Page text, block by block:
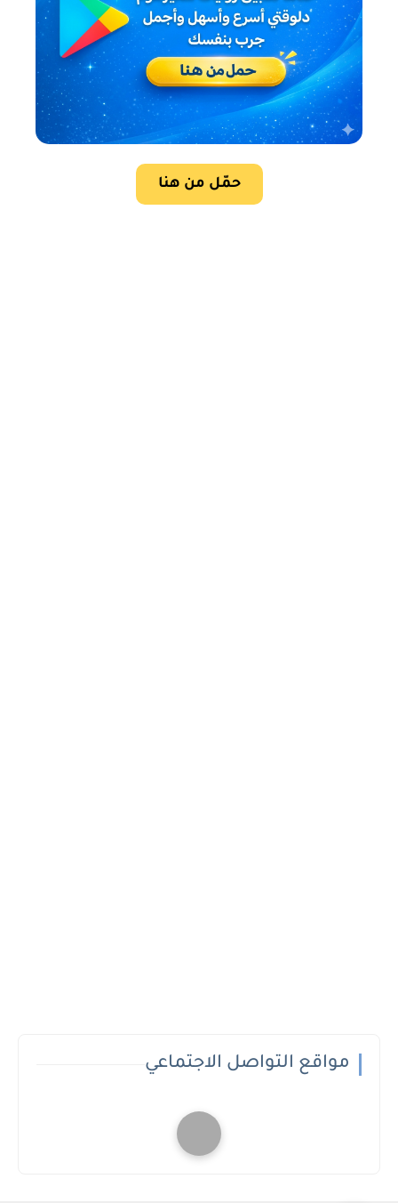
حمّل من هنا
مواقع التواصل الاجتماعي